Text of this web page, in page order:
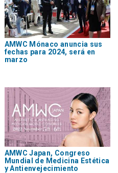
AMWC Mónaco anuncia sus
fechas para 2024, será en
marzo
AMWC Japan, Congreso
Mundial de Medicina Estética
y Antienvejecimiento